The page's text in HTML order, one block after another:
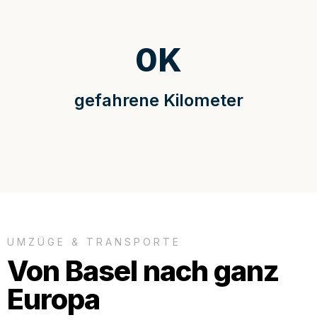
gefahrene Kilometer
0K
UMZÜGE & TRANSPORTE
Von Basel nach ganz
Europa